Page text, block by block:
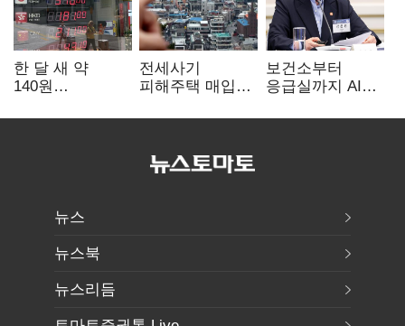
한 달 새 약
140원
엔저'에 원화
전세사기
피해주택 매입
누적 피해자
보건소부터
응급실까지 AI
혁신 본격화
뉴스
뉴스북
뉴스리듬